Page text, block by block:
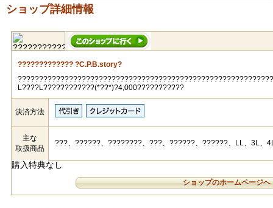
ショップ詳細情報
????????????? ?C.P.B.story?
L????L????????????(*??*)?4,000???????????
決済方法
主な
取扱商品
???、??????、????????、???、??????、??????、LL、3L、
購入特典なし
ショップのホームページへ